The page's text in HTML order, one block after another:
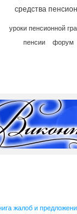
средства
уроки пенсионной
пенсии
форум
жалоб и